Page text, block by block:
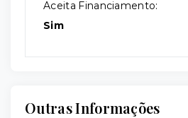
Aceita Financiamento:
Sim
Outras Informações